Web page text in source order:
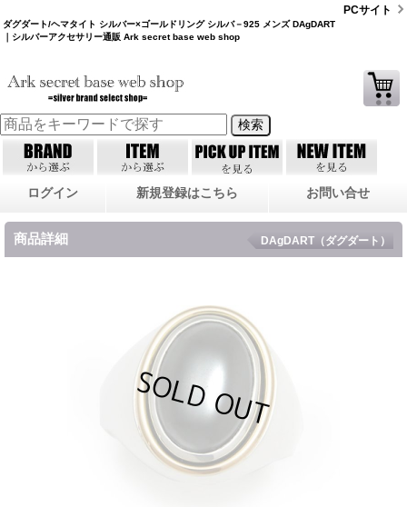
ダグダート/ヘマタイト シルバー×ゴールドリング シルバ－925 メンズ DAgDART
｜シルバーアクセサリー通販 Ark secret base web shop
PCサイト
ログイン 新規登録はこちら お問い合せ
商品詳細 DAgDART（ダグダート）